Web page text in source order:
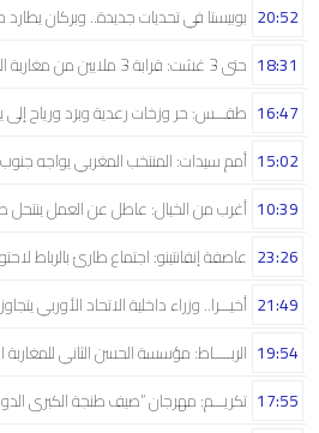
بوبيستا في تحديات جديدة.. وبركان 20:52
حتى 3 غشت: قرابة 3 ملايين من مغاربة العالم دخلوا المغرب 18:31
طقـــس: حر وزخات رعدية وبرَد ورياح 16:47
أمم سيدات: المنتخب المغربي يواجه جنوب 15:02
أغرب من الخيال: عاطل عن العمل 10:39
عاصفة إنفانتينو: اجتماع طارئ بالرباط 23:26
أخيـــرا.. وزراء داخلية الاتحاد الأوربي 21:49
الربـــــاط: مؤسسة الحسن الثاني 19:54
تكريـــم: مهرجان “صيف طنجة الكبرى 17:55